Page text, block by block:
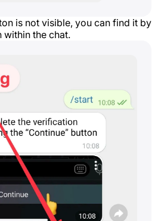
is not visible, you can find it by
within the chat.